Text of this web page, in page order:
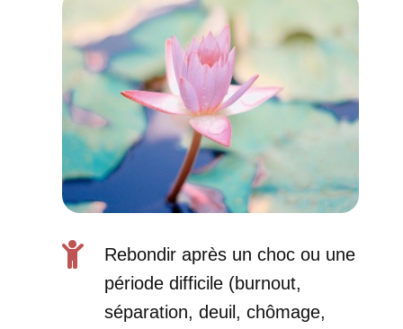

Rebondir après un choc ou une
période difficile (burnout,
séparation, deuil, chômage,